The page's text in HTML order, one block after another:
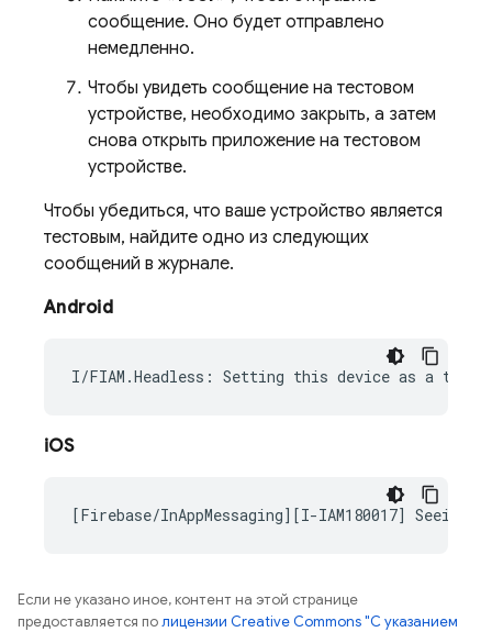
сообщение. Оно будет отправлено
немедленно.
Чтобы увидеть сообщение на тестовом
устройстве, необходимо закрыть, а затем
снова открыть приложение на тестовом
устройстве.
Чтобы убедиться, что ваше устройство является
тестовым, найдите одно из следующих
сообщений в журнале.
Android
iOS
Если не указано иное, контент на этой странице
предоставляется полицензии Creative Commons "С указанием